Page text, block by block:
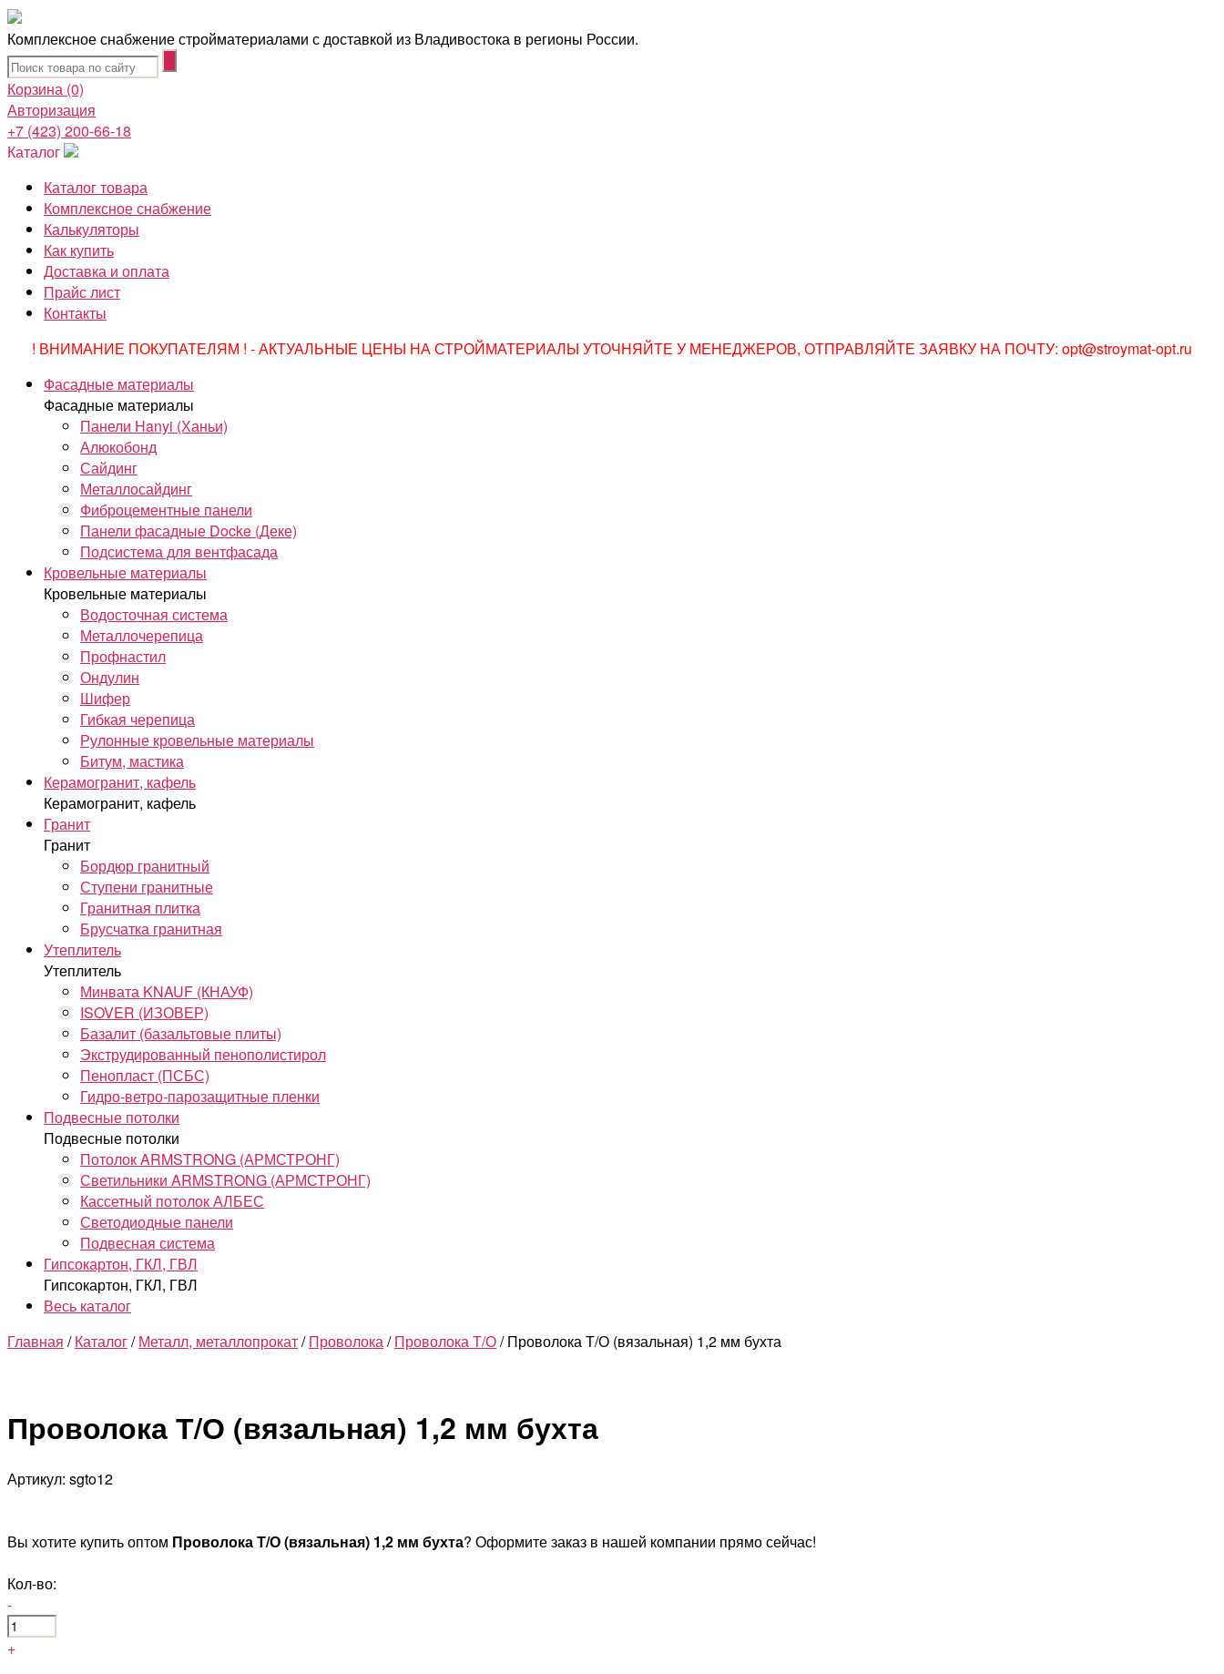
Комплексное снабжение стройматериалами с доставкой из Владивостока в регионы России.
Корзина (0)
Авторизация
+7 (423) 200-66-18
Каталог
Каталог товара
Комплексное снабжение
Калькуляторы
Как купить
Доставка и оплата
Прайс лист
Контакты
! ВНИМАНИЕ ПОКУПАТЕЛЯМ ! - АКТУАЛЬНЫЕ ЦЕНЫ НА СТРОЙМАТЕРИАЛЫ УТОЧНЯЙТЕ У МЕНЕДЖЕРОВ, ОТПРАВЛЯЙТЕ ЗАЯВКУ НА ПОЧТУ: opt@stroymat-opt.ru
Фасадные материалы
Фасадные материалы
Панели Hanyi (Ханьи)
Алюкобонд
Сайдинг
Металлосайдинг
Фиброцементные панели
Панели фасадные Docke (Деке)
Подсистема для вентфасада
Кровельные материалы
Кровельные материалы
Водосточная система
Металлочерепица
Профнастил
Ондулин
Шифер
Гибкая черепица
Рулонные кровельные материалы
Битум, мастика
Керамогранит, кафель
Керамогранит, кафель
Гранит
Гранит
Бордюр гранитный
Ступени гранитные
Гранитная плитка
Брусчатка гранитная
Утеплитель
Утеплитель
Минвата KNAUF (КНАУФ)
ISOVER (ИЗОВЕР)
Базалит (базальтовые плиты)
Экструдированный пенополистирол
Пенопласт (ПСБС)
Гидро-ветро-парозащитные пленки
Подвесные потолки
Подвесные потолки
Потолок ARMSTRONG (АРМСТРОНГ)
Светильники ARMSTRONG (АРМСТРОНГ)
Кассетный потолок АЛБЕС
Светодиодные панели
Подвесная система
Гипсокартон, ГКЛ, ГВЛ
Гипсокартон, ГКЛ, ГВЛ
Весь каталог
Главная /Каталог/Металл, металлопрокат/Проволока/Проволока Т/О/ Проволока Т/О (вязальная) 1,2 мм бухта
Проволока Т/О (вязальная) 1,2 мм бухта
Артикул: sgto12
Вы хотите купить оптом Проволока Т/О (вязальная) 1,2 мм бухта? Оформите заказ в нашей компании прямо сейчас!
Кол-во:
-
+